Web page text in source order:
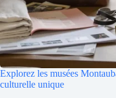
Explorez les musées
culturelle unique